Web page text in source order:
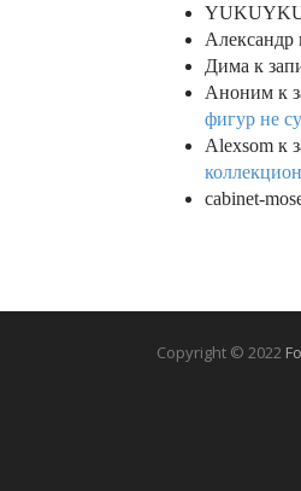
Александр
Дима к
Аноним к
фигур не
Alexsom к
cabinet-
Copyright © 2022